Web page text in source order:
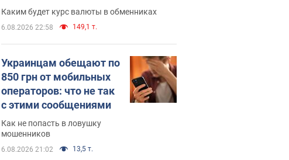
Каким будет курс валюты в обменниках
6.08.2026 22:58 149,1 т.
Украинцам обещают по
850 грн от мобильных
операторов: что не так
с этими сообщениями
Как не попасть в ловушку
мошенников
6.08.2026 21:02 13,5 т.